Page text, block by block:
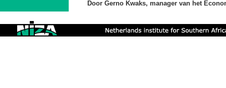
Door Gerno Kwaks, manager van het